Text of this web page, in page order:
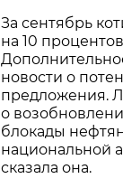
За сентябрь
на 10
новости о
предложения.
о
блокады
национальной
сказала она.